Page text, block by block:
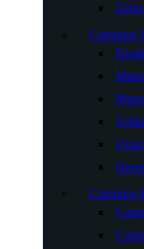
Camping
Camping-